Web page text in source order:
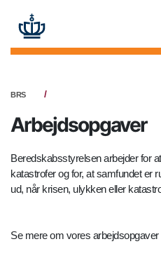
BRS
Arbejdsopgaver
Beredskabsstyrelsen arbejder for
katastrofer og for, at samfundet er
ud, når krisen, ulykken eller
Se mere om vores